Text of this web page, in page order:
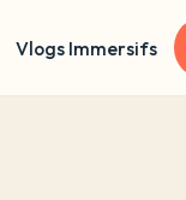
Vlogs Immersifs